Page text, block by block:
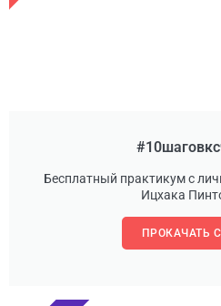
Бесплатный практикум с
Ицхака
ПРОКАЧАТЬ